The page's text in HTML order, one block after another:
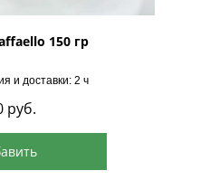
150 гр
и доставки: 2 ч
руб.